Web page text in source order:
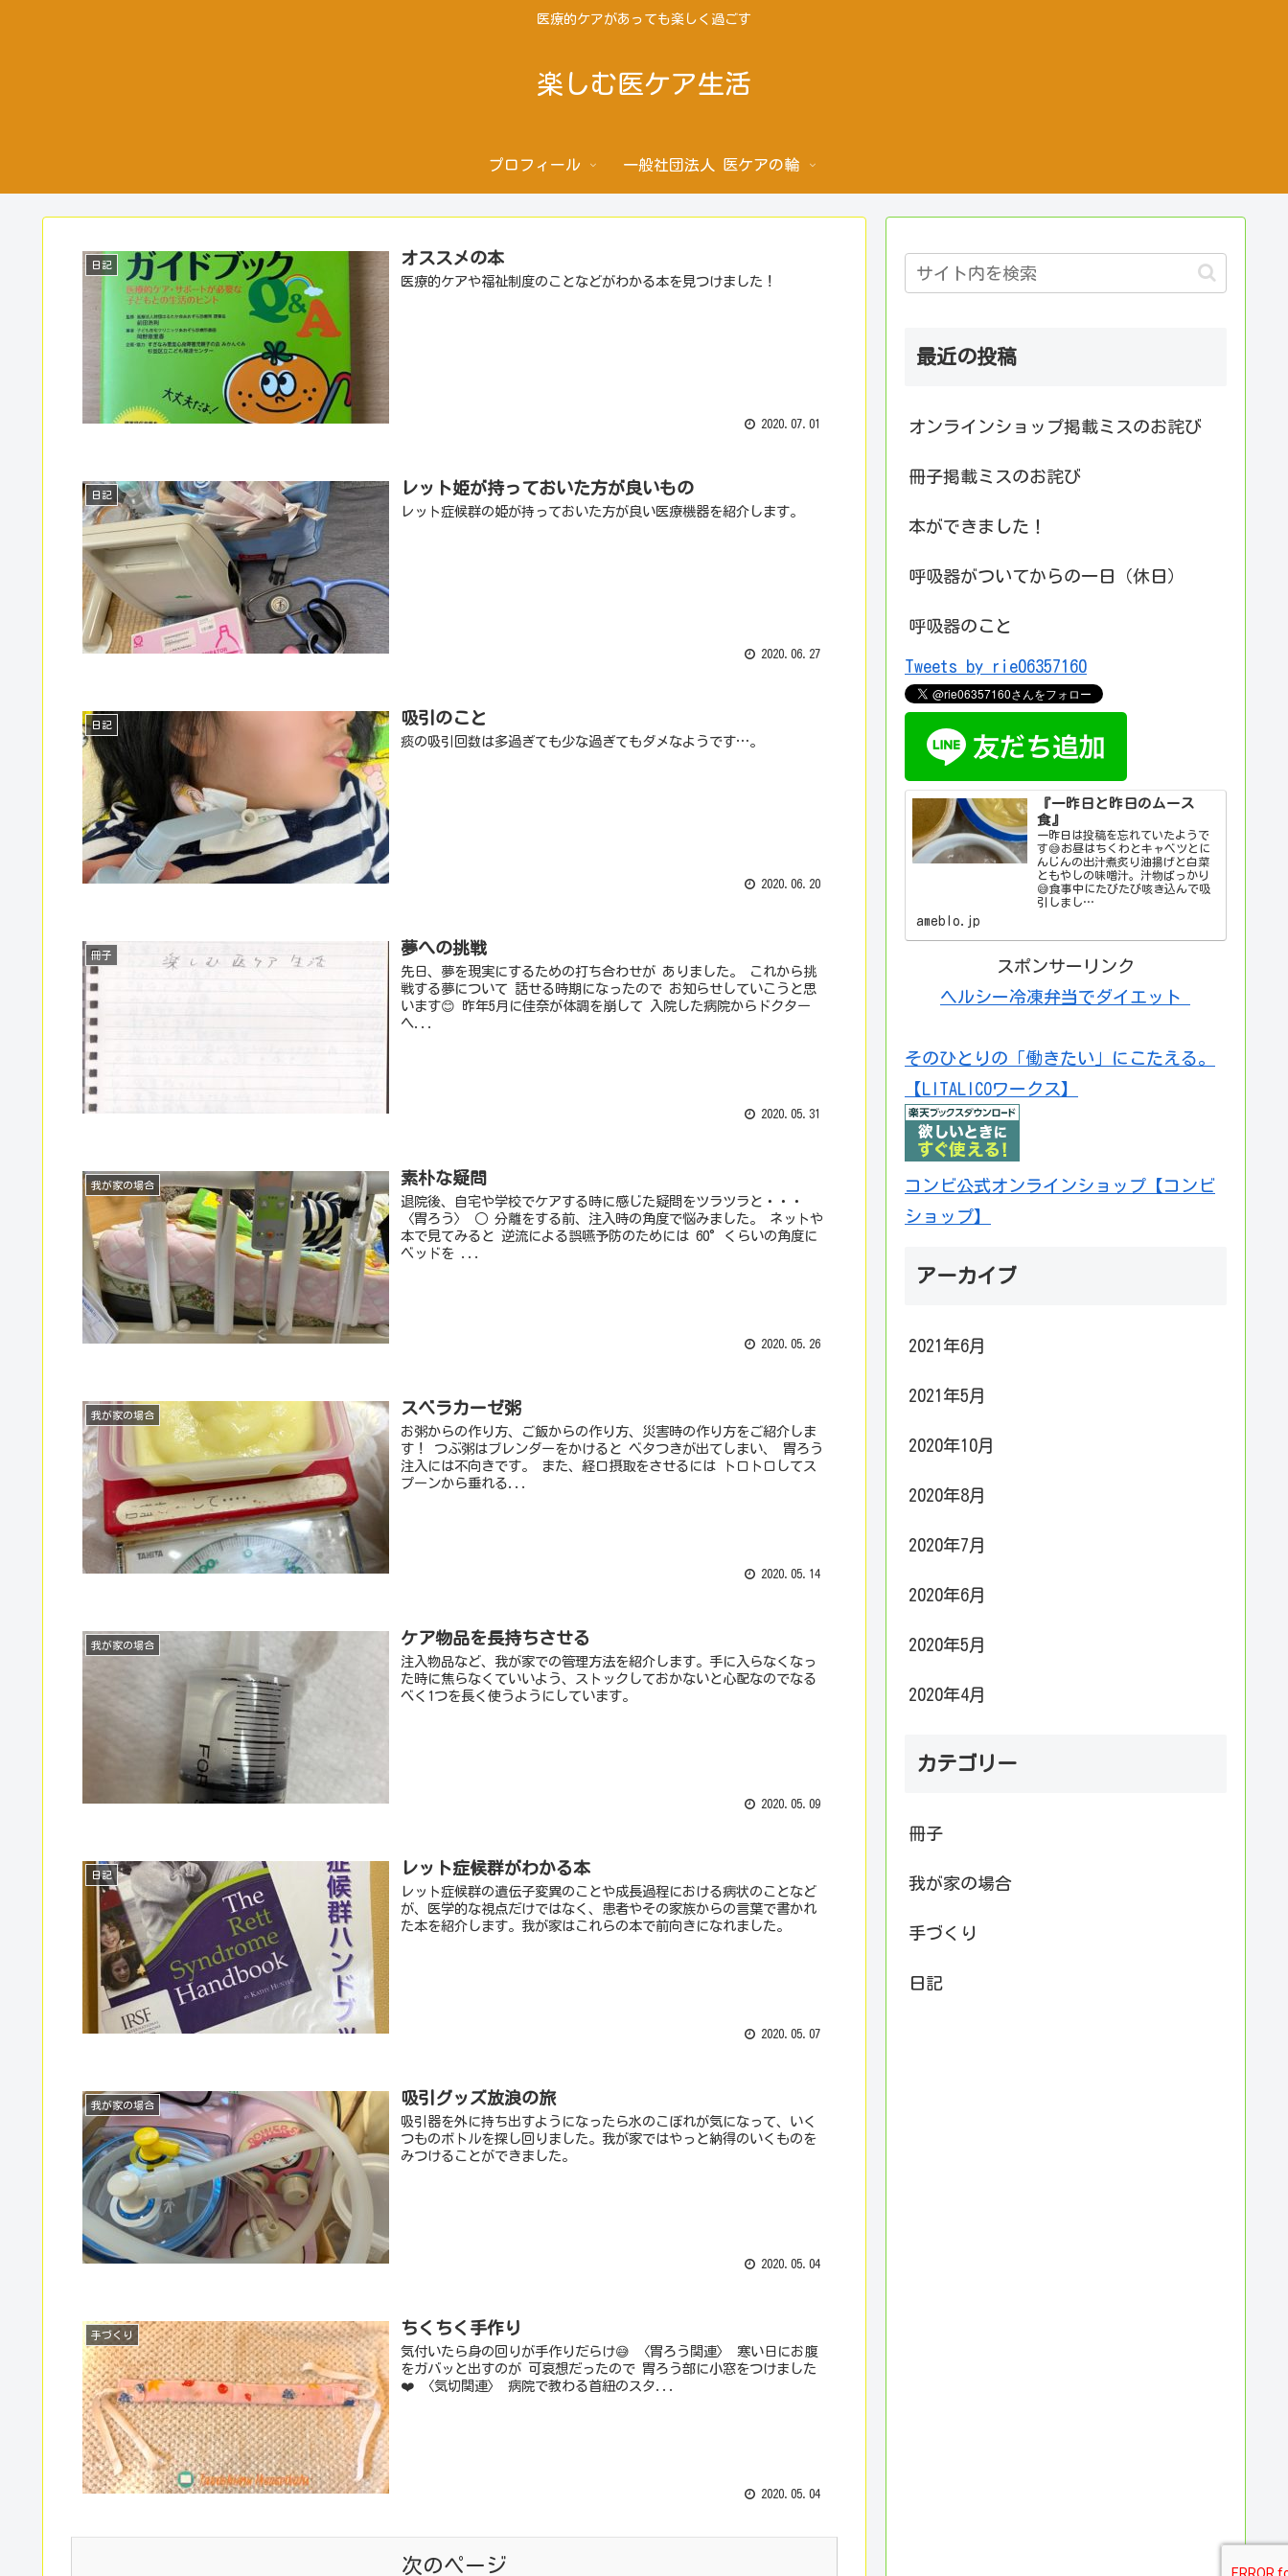
医療的ケアがあっても楽しく過ごす
楽しむ医ケア生活
プロフィール 一般社団法人 医ケアの輪
日記 オススメの本
医療的ケアや福祉制度のことなどがわかる本を見つけました！
2020.07.01
日記 レット姫が持っておいた方が良いもの
レット症候群の姫が持っておいた方が良い医療機器を紹介します。
2020.06.27
日記 吸引のこと
痰の吸引回数は多過ぎても少な過ぎてもダメなようです…。
2020.06.20
冊子 夢への挑戦
先日、夢を現実にするための打ち合わせが ありました。 これから挑
戦する夢について 話せる時期になったので お知らせしていこうと思
います😊 昨年5月に佳奈が体調を崩して 入院した病院からドクター
ヘ...
2020.05.31
我が家の場合 素朴な疑問
退院後、自宅や学校でケアする時に感じた疑問をツラツラと・・・
〈胃ろう〉 ○ 分離をする前、注入時の角度で悩みました。 ネットや
本で見てみると 逆流による誤嚥予防のためには 60°くらいの角度に
ベッドを ...
2020.05.26
我が家の場合 スベラカーゼ粥
お粥からの作り方、ご飯からの作り方、災害時の作り方をご紹介しま
す！ つぶ粥はブレンダーをかけると ベタつきが出てしまい、 胃ろう
注入には不向きです。 また、経口摂取をさせるには トロトロしてス
プーンから垂れる...
2020.05.14
我が家の場合 ケア物品を長持ちさせる
注入物品など、我が家での管理方法を紹介します。手に入らなくなっ
た時に焦らなくていいよう、ストックしておかないと心配なのでなる
べく1つを長く使うようにしています。
2020.05.09
日記 レット症候群がわかる本
レット症候群の遺伝子変異のことや成長過程における病状のことなど
が、医学的な視点だけではなく、患者やその家族からの言葉で書かれ
た本を紹介します。我が家はこれらの本で前向きになれました。
2020.05.07
我が家の場合 吸引グッズ放浪の旅
吸引器を外に持ち出すようになったら水のこぼれが気になって、いく
つものボトルを探し回りました。我が家ではやっと納得のいくものを
みつけることができました。
2020.05.04
手づくり ちくちく手作り
気付いたら身の回りが手作りだらけ😅 〈胃ろう関連〉 寒い日にお腹
をガバッと出すのが 可哀想だったので 胃ろう部に小窓をつけました
❤️ 〈気切関連〉 病院で教わる首紐のスタ...
2020.05.04
次のページ
最近の投稿
オンラインショップ掲載ミスのお詫び
冊子掲載ミスのお詫び
本ができました！
呼吸器がついてからの一日（休日）
呼吸器のこと
Tweets by rie06357160
『一昨日と昨日のムース
食』
一昨日は投稿を忘れていたようで
す😅お昼はちくわとキャベツとに
んじんの出汁煮炙り油揚げと白菜
ともやしの味噌汁。汁物ばっかり
😅食事中にたびたび咳き込んで吸
引しまし…
ameblo.jp
スポンサーリンク
ヘルシー冷凍弁当でダイエット
そのひとりの「働きたい」にこたえる。
【LITALICOワークス】
コンビ公式オンラインショップ【コンビ
ショップ】
アーカイブ
2021年6月
2021年5月
2020年10月
2020年8月
2020年7月
2020年6月
2020年5月
2020年4月
カテゴリー
冊子
我が家の場合
手づくり
日記